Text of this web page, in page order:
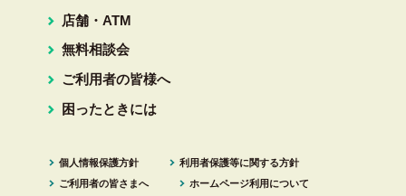
店舗・ATM
無料相談会
ご利用者の皆様へ
困ったときには
個人情報保護方針
利用者保護等に関する方針
ご利用者の皆さまへ
ホームページ利用について